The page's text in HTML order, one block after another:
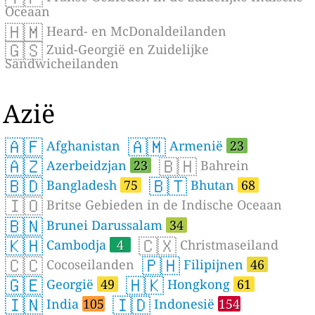
Oceaan
🇭🇲 Heard- en McDonaldeilanden
🇬🇸 Zuid-Georgië en Zuidelijke
Sandwicheilanden
Azië
🇦🇫 Afghanistan 🇦🇲 Armenië 23
🇦🇿 Azerbeidzjan 23 🇧🇭 Bahrein
🇧🇩 Bangladesh 75 🇧🇹 Bhutan 68
🇮🇴 Britse Gebieden in de Indische Oceaan
🇧🇳 Brunei Darussalam 34
🇰🇭 Cambodja 4 🇨🇽 Christmaseiland
🇨🇨 Cocoseilanden 🇵🇭 Filipijnen 46
🇬🇪 Georgië 49 🇭🇰 Hongkong 61
🇮🇳 India 105 🇮🇩 Indonesië 154